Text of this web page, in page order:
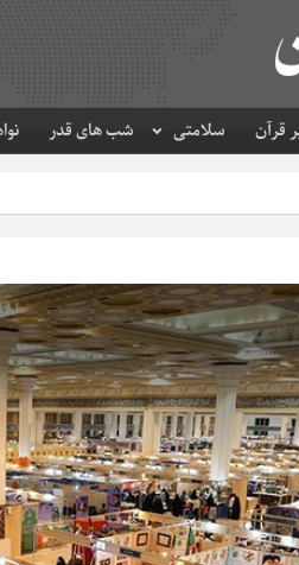
قرآن سلامتی شب های قدر